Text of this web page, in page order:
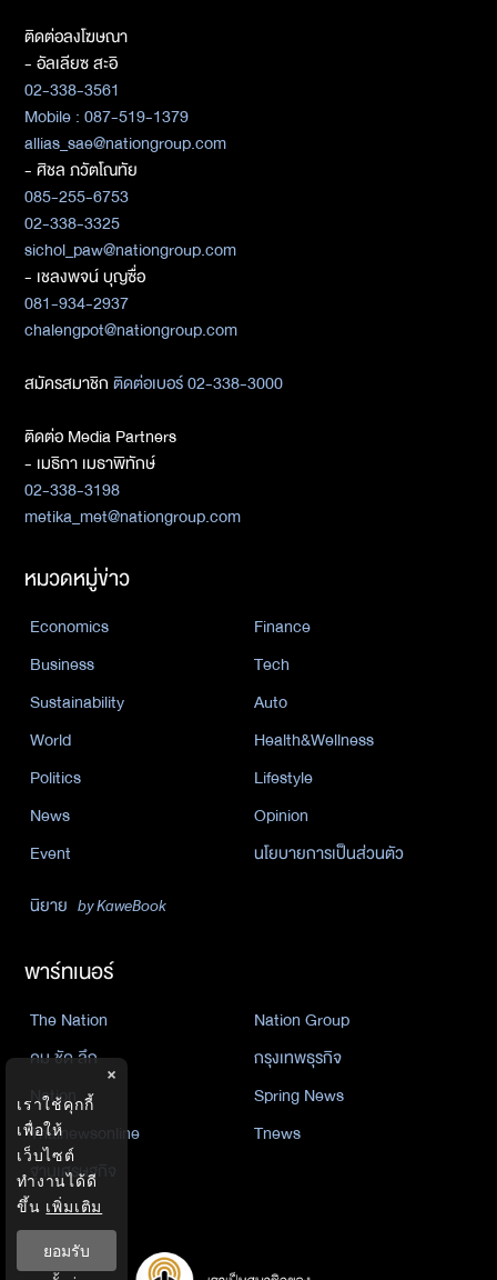
ติดต่อลงโฆษณา
- อัลเลียซ สะอิ
02-338-3561
Mobile : 087-519-1379
allias_sae@nationgroup.com
- ศิชล ภวัตโณทัย
085-255-6753
02-338-3325
sichol_paw@nationgroup.com
- เชลงพจน์ บุญซื่อ
081-934-2937
chalengpot@nationgroup.com
สมัครสมาชิกติดต่อเบอร์ 02-338-3000
ติดต่อ Media Partners
- เมธิกา เมธาพิทักษ์
02-338-3198
metika_met@nationgroup.com
หมวดหมู่ข่าว
Economics
Finance
Business
Tech
Sustainability
Auto
World
Health&Wellness
Politics
Lifestyle
News
Opinion
Event
นโยบายการเป็นส่วนตัว
นิยาย by KaweBook
พาร์ทเนอร์
The Nation
Nation Group
คม ชัด ลึก
กรุงเทพธุรกิจ
Nation
Spring News
Thainewsonline
Tnews
ฐานเศรษฐกิจ
×
เราใช้คุกกี้
เพื่อให้
เว็บไซต์
ทำงานได้ดี
ขึ้น เพิ่มเติม
ยอมรับ